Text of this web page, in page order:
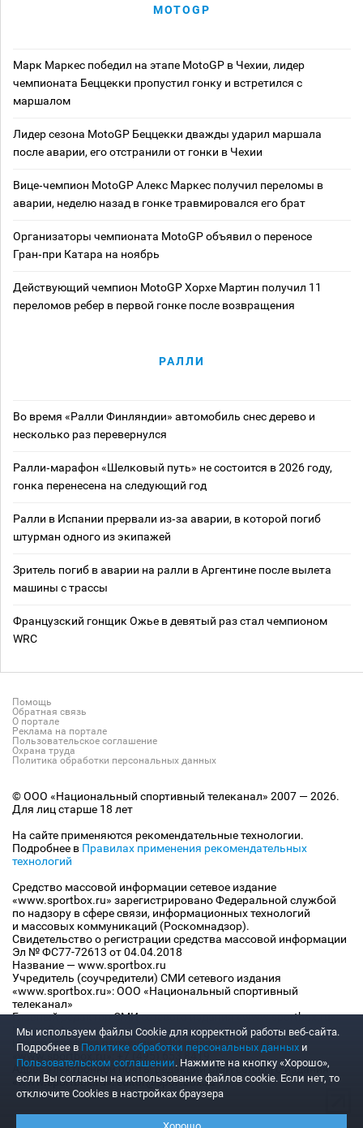
MOTOGP
Марк Маркес победил на этапе MotoGP в Чехии, лидер
чемпионата Беццекки пропустил гонку и встретился с
маршалом
Лидер сезона MotoGP Беццекки дважды ударил маршала
после аварии, его отстранили от гонки в Чехии
Вице‑чемпион MotoGP Алекс Маркес получил переломы в
аварии, неделю назад в гонке травмировался его брат
Организаторы чемпионата MotoGP объявил о переносе
Гран‑при Катара на ноябрь
Действующий чемпион MotoGP Хорхе Мартин получил 11
переломов ребер в первой гонке после возвращения
РАЛЛИ
Во время «Ралли Финляндии» автомобиль снес дерево и
несколько раз перевернулся
Ралли‑марафон «Шелковый путь» не состоится в 2026 году,
гонка перенесена на следующий год
Ралли в Испании прервали из‑за аварии, в которой погиб
штурман одного из экипажей
Зритель погиб в аварии на ралли в Аргентине после вылета
машины с трассы
Французский гонщик Ожье в девятый раз стал чемпионом
WRC
Помощь
Обратная связь
О портале
Реклама на портале
Пользовательское соглашение
Охрана труда
Политика обработки персональных данных
© ООО «Национальный спортивный телеканал» 2007 — 2026.
Для лиц старше 18 лет
На сайте применяются рекомендательные технологии.
Подробнее в Правилах применения рекомендательных
технологий
Средство массовой информации сетевое издание
«www.sportbox.ru» зарегистрировано Федеральной службой
по надзору в сфере связи, информационных технологий
и массовых коммуникаций (Роскомнадзор).
Свидетельство о регистрации средства массовой информации
Эл № ФС77-72613 от 04.04.2018
Название — www.sportbox.ru
Учредитель (соучредители) СМИ сетевого издания
«www.sportbox.ru»: ООО «Национальный спортивный
телеканал»
Главный редактор СМИ сетевого издания «www.sportbox.ru»:
Конов В.А.
Номер телефона редакции СМИ сетевого издания
«www.sportbox.ru»: +7 (495) 653 8419
Адрес электронной почты редакции СМИ сетевого издания
«www.sportbox.ru»: editor@sportbox.ru
Мы используем файлы Сookie для корректной работы веб-сайта.
Подробнее в Политике обработки персональных данных и
Пользовательском соглашении. Нажмите на кнопку «Хорошо»,
если Вы согласны на использование файлов cookie. Если нет, то
отключите Cookies в настройках браузера